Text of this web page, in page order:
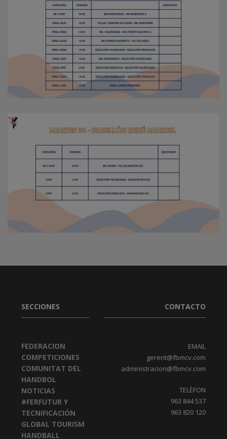
SECCIONES
FEDERACION
COMPETICIONES
COMUNITAT DEL
HANDBOL
NOTICIAS
#FERFUTUR Y
TECNIFICACIÓN
GLOBAL TOURISM
HANDBALL
CONTACTO
EMAIL
gerent@fbmcv.com
administracion@fbmcv.com
TELÈFON
963 844 537
963 820 120